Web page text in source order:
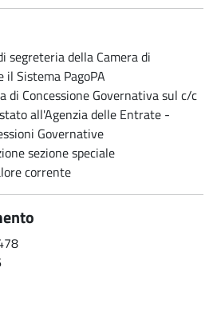
segreteria della Camera di
Sistema PagoPA
di Concessione Governativa sul c/c
all'Agenzia delle Entrate -
Governative
sezione speciale
corrente